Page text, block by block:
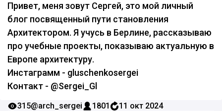
Привет, меня зовут Сергей, это мой личный
блог посвященный пути становления
Архитектором. Я учусь в Берлине, рассказываю
про учебные проекты, показываю актуальную в
Европе архитектуру.
Инстаграмм - gluschenkosergei
Контакт - @Sergei_Gl
315@arch_sergei 1801 11 окт 2024